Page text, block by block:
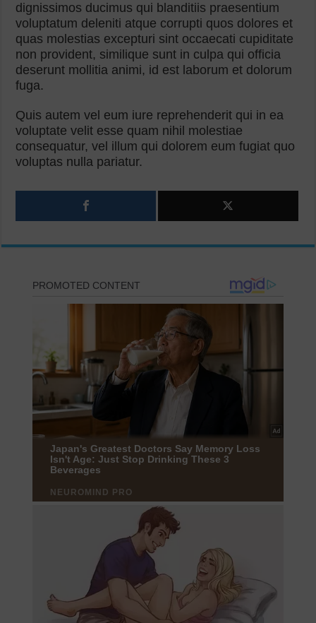
dignissimos ducimus qui blanditiis praesentium
voluptatum deleniti atque corrupti quos dolores et
quas molestias excepturi sint occaecati cupiditate
non provident, similique sunt in culpa qui officia
deserunt mollitia animi, id est laborum et dolorum
fuga.
Quis autem vel eum iure reprehenderit qui in ea
voluptate velit esse quam nihil molestiae
consequatur, vel illum qui dolorem eum fugiat quo
voluptas nulla pariatur.